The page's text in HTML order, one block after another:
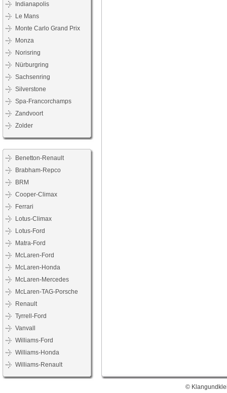
Indianapolis
Le Mans
Monte Carlo Grand Prix
Monza
Norisring
Nürburgring
Sachsenring
Silverstone
Spa-Francorchamps
Zandvoort
Zolder
Benetton-Renault
Brabham-Repco
BRM
Cooper-Climax
Ferrari
Lotus-Climax
Lotus-Ford
Matra-Ford
McLaren-Ford
McLaren-Honda
McLaren-Mercedes
McLaren-TAG-Porsche
Renault
Tyrrell-Ford
Vanvall
Williams-Ford
Williams-Honda
Williams-Renault
©